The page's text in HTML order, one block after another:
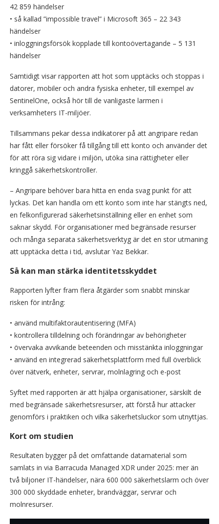
42 859 händelser
• så kallad ”impossible travel” i Microsoft 365 – 22 343
händelser
• inloggningsförsök kopplade till kontoövertagande – 5 131
händelser
Samtidigt visar rapporten att hot som upptäcks och stoppas i
datorer, mobiler och andra fysiska enheter, till exempel av
SentinelOne, också hör till de vanligaste larmen i
verksamheters IT-miljöer.
Tillsammans pekar dessa indikatorer på att angripare redan
har fått eller försöker få tillgång till ett konto och använder det
för att röra sig vidare i miljön, utöka sina rättigheter eller
kringgå säkerhetskontroller.
– Angripare behöver bara hitta en enda svag punkt för att
lyckas. Det kan handla om ett konto som inte har stängts ned,
en felkonfigurerad säkerhetsinställning eller en enhet som
saknar skydd. För organisationer med begränsade resurser
och många separata säkerhetsverktyg är det en stor utmaning
att upptäcka detta i tid, avslutar Yaz Bekkar.
Så kan man stärka identitetsskyddet
Rapporten lyfter fram flera åtgärder som snabbt minskar
risken för intrång:
• använd multifaktorautentisering (MFA)
• kontrollera tilldelning och förändringar av behörigheter
• övervaka avvikande beteenden och misstänkta inloggningar
• använd en integrerad säkerhetsplattform med full överblick
över nätverk, enheter, servrar, molnlagring och e-post
Syftet med rapporten är att hjälpa organisationer, särskilt de
med begränsade säkerhetsresurser, att förstå hur attacker
genomförs i praktiken och vilka säkerhetsluckor som utnyttjas.
Kort om studien
Resultaten bygger på det omfattande datamaterial som
samlats in via Barracuda Managed XDR under 2025: mer än
två biljoner IT-händelser, nära 600 000 säkerhetslarm och över
300 000 skyddade enheter, brandväggar, servrar och
molnresurser.